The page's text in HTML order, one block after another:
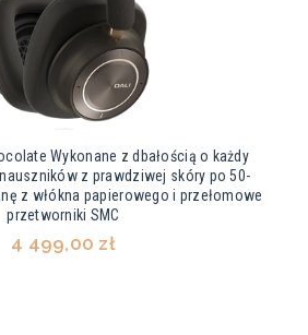
Wykonane z dbałością o każdy
z prawdziwej skóry po 50-
z włókna papierowego i przełomowe
przetworniki SMC
4 499,00 zł